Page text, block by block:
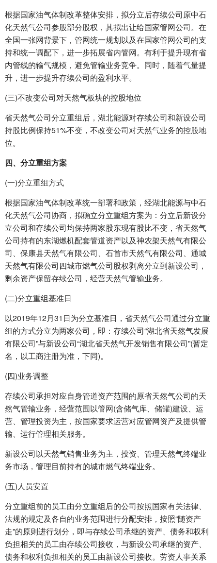
根据国家油气体制改革整体安排，拟分立后存续公司原中石
化天然气公司参股部分股权，其拟出让给国家管网公司。在
全国一张网背景下，管网统一规划以及在国家管网公司的支
持和统一调配下，进一步拓展省内管网。有利于提升现有省
内管线的输气规模，避免管输业务竞争。同时，随着气量提
升，进一步提升存续公司的盈利水平。
(三)不改变公司对天然气板块的控股地位
省天然气公司分立重组后，湖北能源对存续公司和新设公司
持股比例保持51%不变，不改变公司对天然气业务的控股地
位。
四、分立重组方案
(一)分立重组方式
根据国家油气体制改革统一部署和政策，经湖北能源与中石
化天然气公司协商，拟确立分立重组方案为：分立后新设分
立公司和存续公司均保持两家股东现有股比不变，省天然气
公司持有的东湖燃机配套管道资产以及神农架天然气有限公
司、保康县天然气有限公司、石首市天然气有限公司、通城
天然气有限公司四城市燃气公司股权剥离分立到新设公司，
剩余资产保留存续公司，经营天然气管输业务。
(二)分立重组基准日
以2019年12月31日为分立基准日，省天然气公司通过分立重
组的方式分立为两家公司，即：存续公司“湖北省天然气发展
有限公司”与新设公司“湖北省天然气开发销售有限公司”(暂定
名，以工商注册为准，下同)。
(四)业务调整
存续公司承担对应自身管道资产范围的原省天然气公司的天
然气管输业务，经营范围以管网(含储气库、储罐)建设、运
营、管理投资为主，按国家要求运营对应管网资产及提供管
输、运行管理相关服务。
新设公司以天然气销售业务为主，投资、管理天然气终端业
务市场，管理目前持有的城市燃气终端业务。
(五)人员安置
分立重组前的员工由分立重组后的公司按照国家有关法律、
法规的规定及各自的业务范围进行分配安排，按照“随资产
走”的原则进行划分，即与存续公司承继的资产、债务和权利
负担相关的员工由存续公司接收，与新设公司承继的资产、
债务和权利负担相关的员工由新设公司接收。劳资人事关系